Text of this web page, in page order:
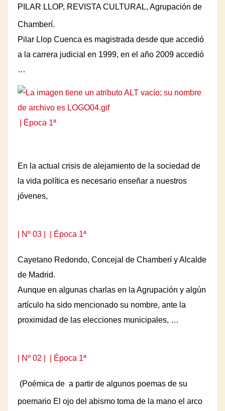
PILAR LLOP, REVISTA CULTURAL, Agrupación de
Chamberí.
Pilar Llop Cuenca es magistrada desde que accedió
a la carrera judicial en 1999, en el año 2009 accedió
…
| Época 1ª
En la actual crisis de alejamiento de la sociedad de
la vida política es necesario enseñar a nuestros
jóvenes,
| Nº 03 | | Época 1ª
Cayetano Redondo, Concejal de Chamberí y Alcalde
de Madrid.
Aunque en algunas charlas en la Agrupación y algún
artículo ha sido mencionado su nombre, ante la
proximidad de las elecciones municipales, …
| Nº 02 | | Época 1ª
(Poémica de a partir de algunos poemas de su
poemario El ojo del abismo toma de la mano el arco